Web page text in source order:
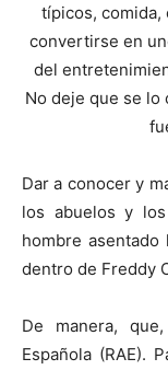
típicos, comida,
convertirse en
del
No deje que se lo
Dar a conocer y
los abuelos y
hombre asentado
dentro de Freddy
De manera,
Española (RAE).